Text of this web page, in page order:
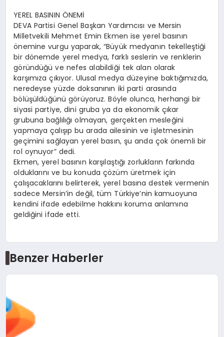
YEREL BASININ ÖNEMİ
DEVA Partisi Genel Başkan Yardımcısı ve Mersin
Milletvekili Mehmet Emin Ekmen ise yerel basının
önemine vurgu yaparak, “Büyük medyanın tekelleştiği
bir dönemde yerel medya, farklı seslerin ve renklerin
göründüğü ve nefes alabildiği tek alan olarak
karşımıza çıkıyor. Ulusal medya düzeyine baktığımızda,
neredeyse yüzde doksanının iki parti arasında
bölüşüldüğünü görüyoruz. Böyle olunca, herhangi bir
siyasi partiye, dini gruba ya da ekonomik çıkar
grubuna bağlılığı olmayan, gerçekten mesleğini
yapmaya çalışıp bu arada ailesinin ve işletmesinin
geçimini sağlayan yerel basın, şu anda çok önemli bir
rol oynuyor” dedi.
Ekmen, yerel basının karşılaştığı zorlukların farkında
olduklarını ve bu konuda çözüm üretmek için
çalışacaklarını belirterek, yerel basına destek vermenin
sadece Mersin’in değil, tüm Türkiye’nin kamuoyuna
kendini ifade edebilme hakkını koruma anlamına
geldiğini ifade etti.
Benzer Haberler